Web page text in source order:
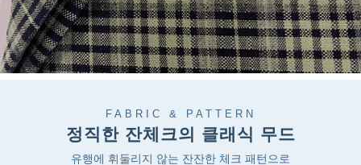
FABRIC & PATTERN
정직한 잔체크의 클래식 무드
유행에 휘둘리지 않는 잔잔한 체크 패턴으로